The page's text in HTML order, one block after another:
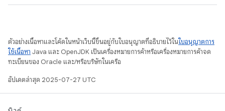
ตัวอย่างเนื้อหาและโค้ดในหน้าเว็บนี้ขึ้นอยู่กับใบอนุญาตที่อธิบายไว้ในใบอนุญาตการ
ใช้เนื้อหา Java และ OpenJDK เป็นเครื่องหมายการค้าหรือเครื่องหมายการค้าจด
ทะเบียนของ Oracle และ/หรือบริษัทในเครือ
อัปเดตล่าสุด 2025-07-27 UTC